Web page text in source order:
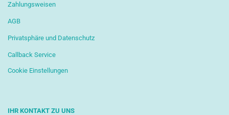
Zahlungsweisen
AGB
Privatsphäre und Datenschutz
Callback Service
Cookie Einstellungen
IHR KONTAKT ZU UNS